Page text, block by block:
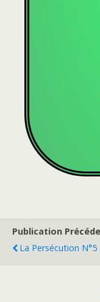
Publication
La Persécution N°5